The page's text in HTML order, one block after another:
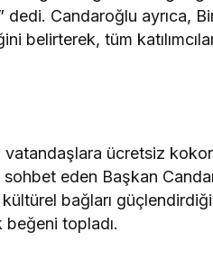
dedi. Candaroğlu ayrıca,
belirterek, tüm
vatandaşlara ücretsiz
sohbet eden Başkan
bağları
topladı.